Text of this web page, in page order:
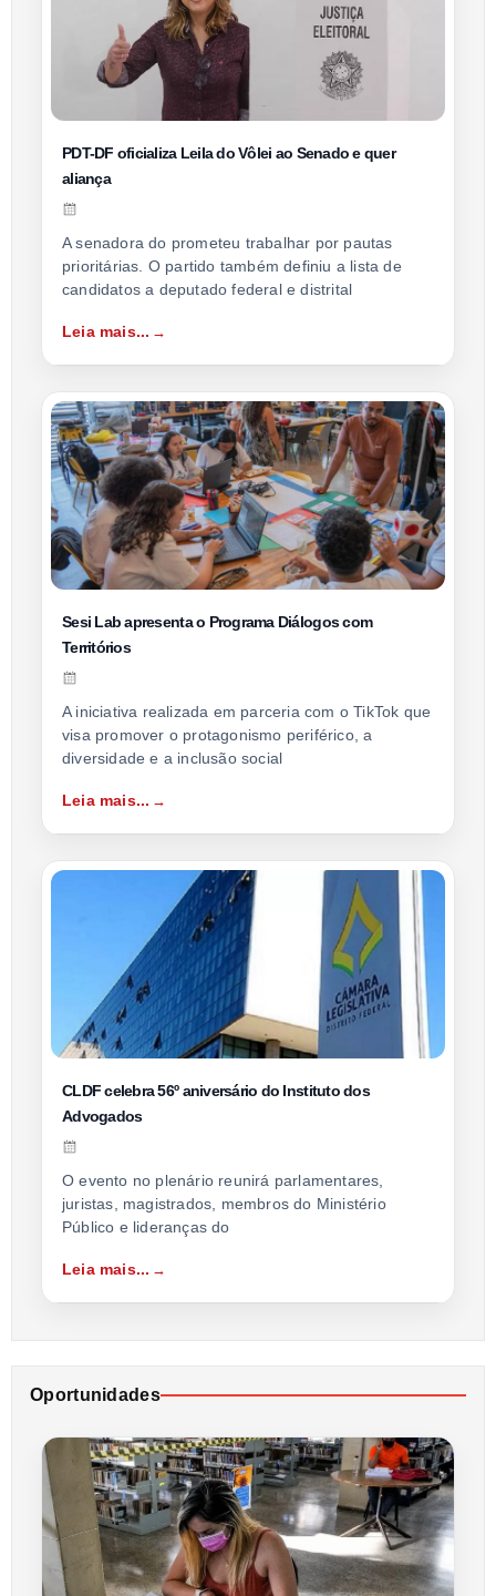
PDT-DF oficializa Leila do Vôlei ao Senado e quer
aliança
A senadora do prometeu trabalhar por pautas
prioritárias. O partido também definiu a lista de
candidatos a deputado federal e distrital
Leia mais...
Sesi Lab apresenta o Programa Diálogos com
Territórios
A iniciativa realizada em parceria com o TikTok que
visa promover o protagonismo periférico, a
diversidade e a inclusão social
Leia mais...
CLDF celebra 56º aniversário do Instituto dos
Advogados
O evento no plenário reunirá parlamentares,
juristas, magistrados, membros do Ministério
Público e lideranças do
Leia mais...
Oportunidades